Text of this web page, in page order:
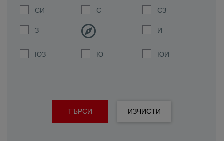
СИ С СЗ
З И
ЮЗ Ю ЮИ
ТЪРСИ ИЗЧИСТИ